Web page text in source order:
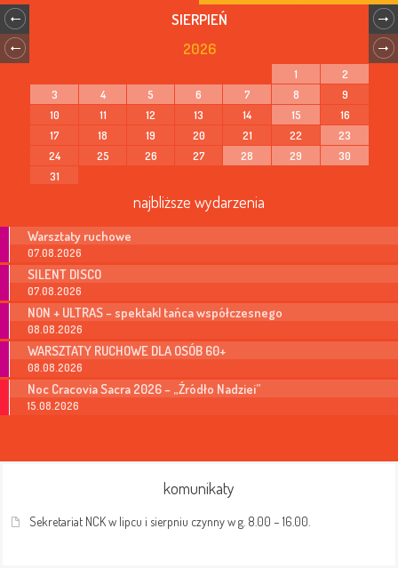
SIERPIEŃ
2026
1
2
3
4 5 6 7 8
9
10
11 12 13 14 15
16
17
18 19 20 21 22
23
24
25 26 27 28 29
30
31
najbliższe wydarzenia
Warsztaty ruchowe
07.08.2026
SILENT DISCO
07.08.2026
NON + ULTRAS – spektakl tańca współczesnego
08.08.2026
WARSZTATY RUCHOWE DLA OSÓB 60+
08.08.2026
Noc Cracovia Sacra 2026 – „Źródło Nadziei”
15.08.2026
komunikaty
Sekretariat NCK w lipcu i sierpniu czynny w g. 8.00 – 16.00.